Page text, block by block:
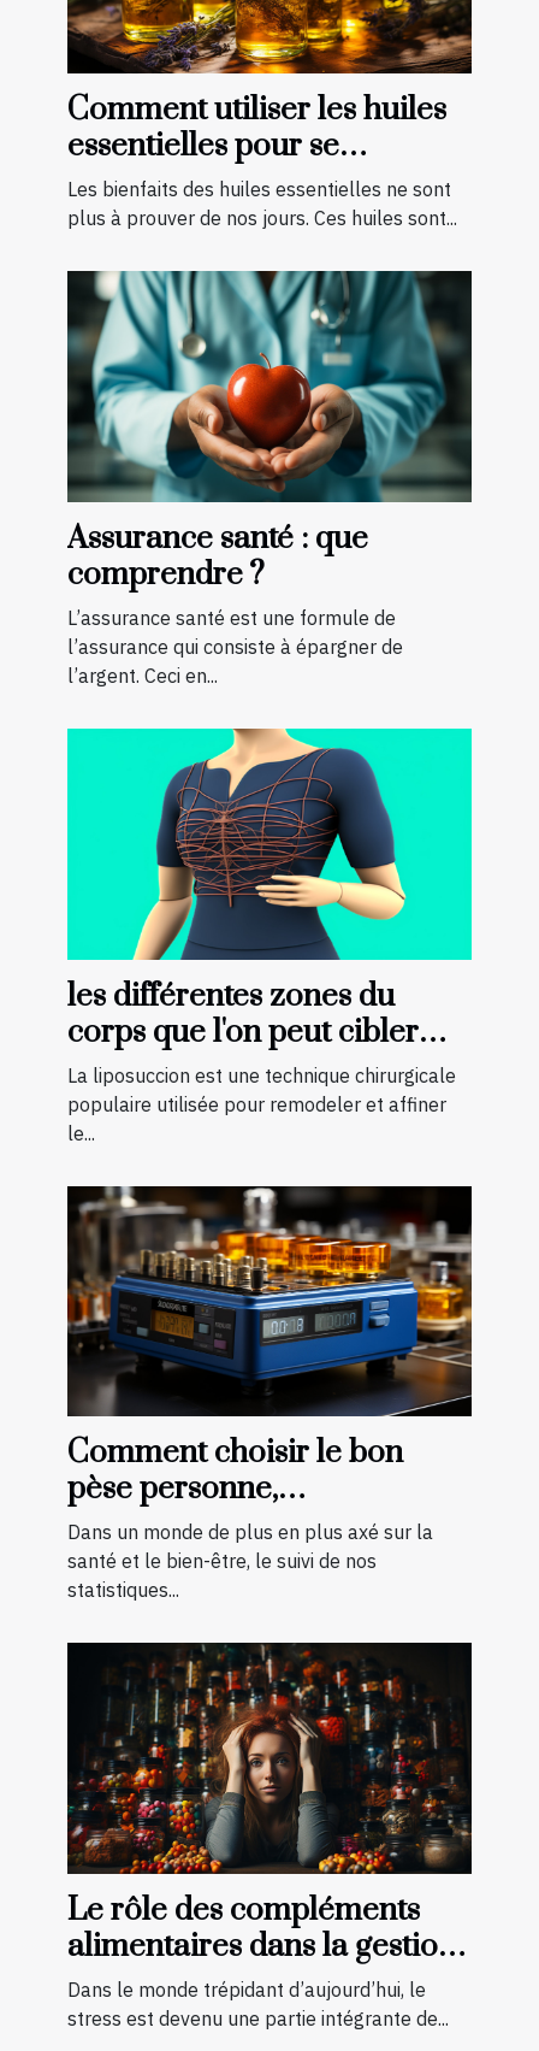
Comment utiliser les huiles
essentielles pour se
soigner ?
Les bienfaits des huiles essentielles ne sont
plus à prouver de nos jours. Ces huiles sont...
Assurance santé : que
comprendre ?
L’assurance santé est une formule de
l’assurance qui consiste à épargner de
l’argent. Ceci en...
les différentes zones du
corps que l'on peut cibler
avec la liposuccion en
Tunisie
La liposuccion est une technique chirurgicale
populaire utilisée pour remodeler et affiner
le...
Comment choisir le bon
pèse personne,
impédancemètre et balance
pour vos besoins
Dans un monde de plus en plus axé sur la
santé et le bien-être, le suivi de nos
statistiques...
Le rôle des compléments
alimentaires dans la gestion
du stress
Dans le monde trépidant d’aujourd’hui, le
stress est devenu une partie intégrante de...